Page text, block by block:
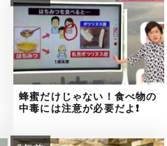
蜂蜜だけじゃない！食べ物の
中毒には注意が必要だよ❗